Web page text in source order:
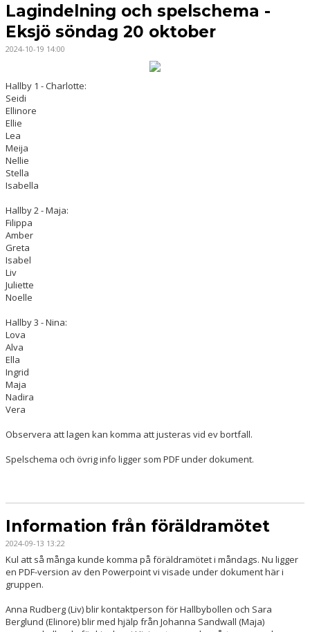
Lagindelning och spelschema -
Eksjö söndag 20 oktober
2024-10-19 14:00
Hallby 1 - Charlotte:
Seidi
Ellinore
Ellie
Lea
Meija
Nellie
Stella
Isabella
Hallby 2 - Maja:
Filippa
Amber
Greta
Isabel
Liv
Juliette
Noelle
Hallby 3 - Nina:
Lova
Alva
Ella
Ingrid
Maja
Nadira
Vera
Observera att lagen kan komma att justeras vid ev bortfall.
Spelschema och övrig info ligger som PDF under dokument.
Information från föräldramötet
2024-09-13 13:22
Kul att så många kunde komma på föräldramötet i måndags. Nu ligger
en PDF-version av den Powerpoint vi visade under dokument här i
gruppen.
Anna Rudberg (Liv) blir kontaktperson för Hallbybollen och Sara
Berglund (Elinore) blir med hjälp från Johanna Sandwall (Maja)